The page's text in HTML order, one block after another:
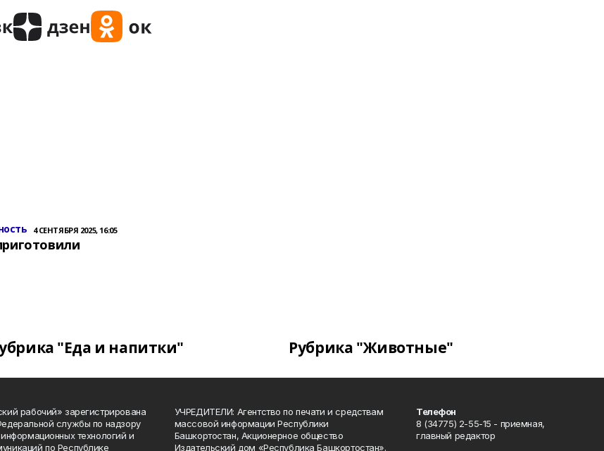
4 СЕНТЯБРЯ 2025, 16:05
"Еда и напитки" Рубрика "Животные"
рабочий» зарегистрирована
службы по надзору
технологий и
по Республике
УЧРЕДИТЕЛИ: Агентство по печати и средствам
массовой информации Республики
Башкортостан, Акционерное общество
Издательский дом «Республика Башкортостан».
Телефон
8 (34775) 2-55-15 - приемная,
главный редактор